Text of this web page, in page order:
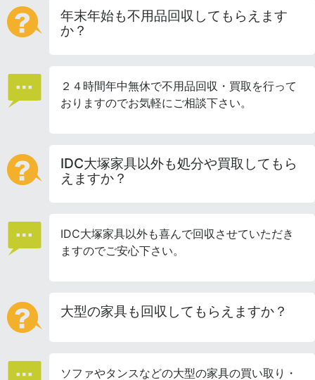
年末年始も不用品回収してもらえます
か？
２４時間年中無休で不用品回収・買取を行って
おりますのでお気軽にご相談下さい。
IDC大塚家具以外も処分や買取してもら
えますか？
IDC大塚家具以外も喜んで回収させていただき
ますのでご安心下さい。
大型の家具も回収してもらえますか？
ソファやタンスなどの大型の家具の買い取り・